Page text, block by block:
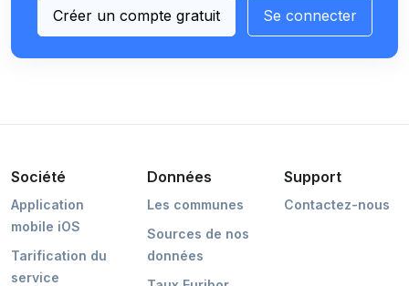
Créer un compte gratuit Se connecter
Société
Application
mobile iOS
Tarification du
service
Données
Les communes
Sources de nos
données
Support
Contactez-nous